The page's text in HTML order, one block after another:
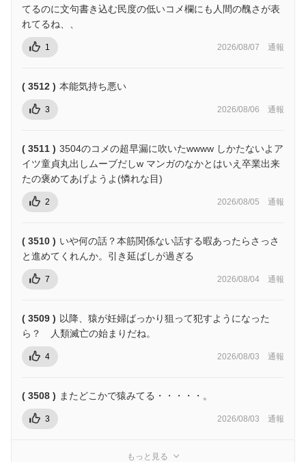
てるのに文句書き込む民度の低いコメ欄にも人間の醜さが表
れてるね、、
1 2026/08/07 通報
( 3512 ) 本能気持ち悪い
3 2026/08/06 通報
( 3511 ) 3504のコメの超早漏に吹いたwwww しかたないよア
イツ童貞丸出しムーブだしw マンガのなかとはいえ卒業出来
たの褒めてあげようよ(憐れな目)
2 2026/08/05 通報
( 3510 ) いや何の話？本筋関係ない話する暇あったらさっさ
と進めてくれんか。引き延ばしが過ぎる
7 2026/08/04 通報
( 3509 ) 以降、猿が妊婦ばっかり狙って犯すようになった
ら？ 人類滅亡の始まりだね。
4 2026/08/03 通報
( 3508 ) またどこかで猿みてる・・・・・。
3 2026/08/03 通報
もっと見る